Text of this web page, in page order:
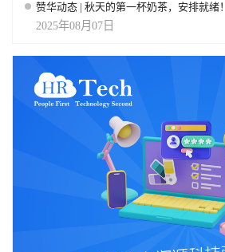
赞华动态 | 秋天的第一杯奶茶，安排就绪！
2025年08月07日